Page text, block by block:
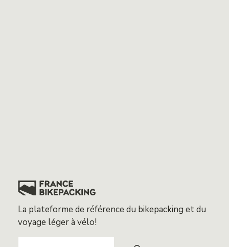
La plateforme de référence du bikepacking et du
voyage léger à vélo!